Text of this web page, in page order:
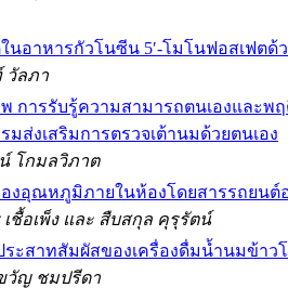
นอาหารกัวโนซีน 5′-โมโนฟอสเฟตด้
วัลภา
การรับรู้ความสามารถตนเองและพ
ส่งเสริมการตรวจเต้านมด้วยตนเอง
โกมลวิภาต
งอุณหภูมิภายในห้องโดยสารรถยนต์
ชื้อเพ็ง และ สืบสกุล คุรุรัตน์
ระสาทสัมผัสของเครื่องดื่มน้ำนมข้า
วัญ ชมปรีดา